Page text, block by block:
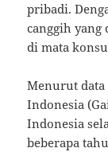
pribadi.
canggih
di mata
Menurut
Indonesia
Indonesia
beberapa